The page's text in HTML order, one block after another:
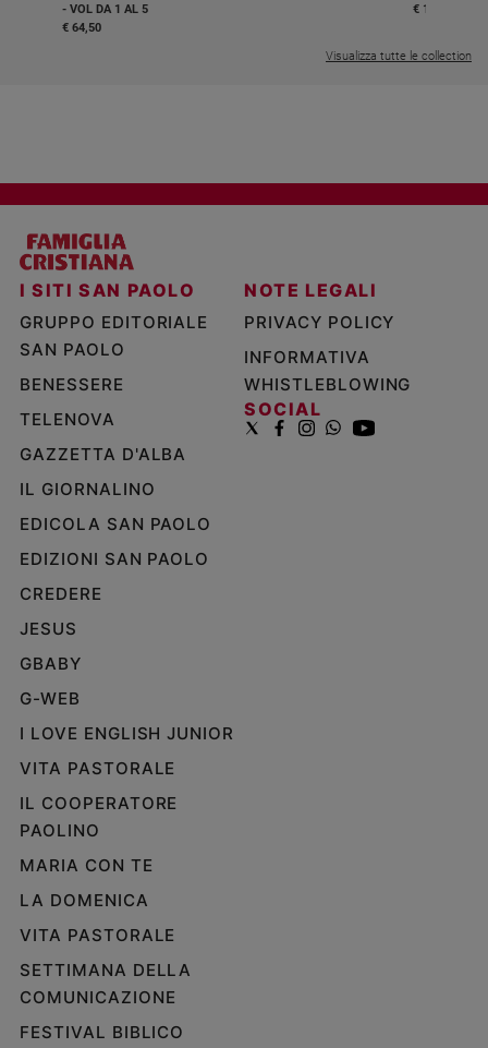
- VOL DA 1 AL 5
€ 64,50
€ 18,50
Visualizza tutte le collection
I SITI SAN PAOLO
GRUPPO EDITORIALE
SAN PAOLO
BENESSERE
TELENOVA
GAZZETTA D'ALBA
IL GIORNALINO
EDICOLA SAN PAOLO
EDIZIONI SAN PAOLO
CREDERE
JESUS
GBABY
G-WEB
I LOVE ENGLISH JUNIOR
VITA PASTORALE
IL COOPERATORE
PAOLINO
MARIA CON TE
LA DOMENICA
VITA PASTORALE
SETTIMANA DELLA
COMUNICAZIONE
FESTIVAL BIBLICO
NOTE LEGALI
PRIVACY POLICY
INFORMATIVA
WHISTLEBLOWING
SOCIAL